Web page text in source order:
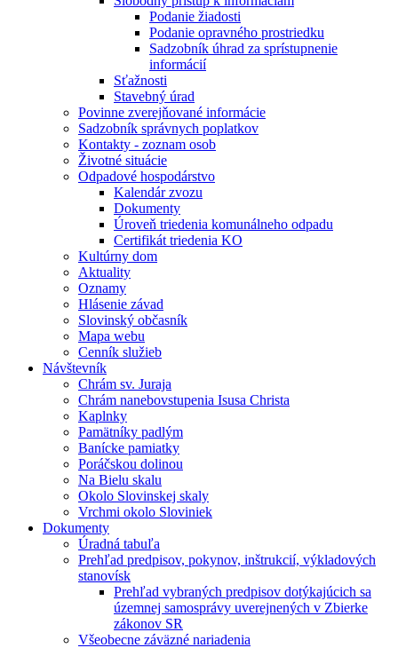
Podanie žiadosti
Podanie opravného prostriedku
Sadzobník úhrad za sprístupnenie
informácií
Sťažnosti
Stavebný úrad
Povinne zverejňované informácie
Sadzobník správnych poplatkov
Kontakty - zoznam osob
Životné situácie
Odpadové hospodárstvo
Kalendár zvozu
Dokumenty
Úroveň triedenia komunálneho odpadu
Certifikát triedenia KO
Kultúrny dom
Aktuality
Oznamy
Hlásenie závad
Slovinský občasník
Mapa webu
Cenník služieb
Návštevník
Chrám sv. Juraja
Chrám nanebovstupenia Isusa Christa
Kaplnky
Pamätníky padlým
Banícke pamiatky
Poráčskou dolinou
Na Bielu skalu
Okolo Slovinskej skaly
Vrchmi okolo Sloviniek
Dokumenty
Úradná tabuľa
Prehľad predpisov, pokynov, inštrukcií, výkladových
stanovísk
Prehľad vybraných predpisov dotýkajúcich sa
územnej samosprávy uverejnených v Zbierke
zákonov SR
Všeobecne záväzné nariadenia